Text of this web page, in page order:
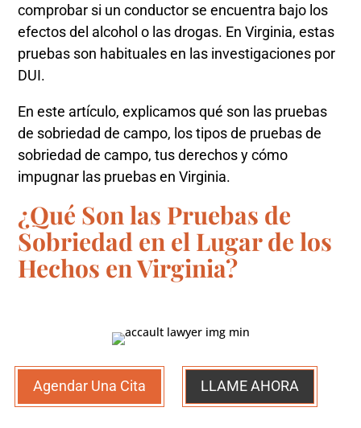
comprobar si un conductor se encuentra bajo los
efectos del alcohol o las drogas. En Virginia, estas
pruebas son habituales en las investigaciones por
DUI.
En este artículo, explicamos qué son las pruebas
de sobriedad de campo, los tipos de pruebas de
sobriedad de campo, tus derechos y cómo
impugnar las pruebas en Virginia.
¿Qué Son las Pruebas de
Sobriedad en el Lugar de los
Hechos en Virginia?
Agendar Una Cita LLAME AHORA